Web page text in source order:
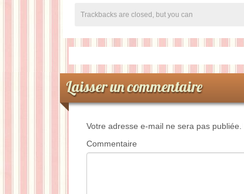
Trackbacks are closed, but you can
Laisser un commentaire
Votre adresse e-mail ne sera pas publiée.
Commentaire